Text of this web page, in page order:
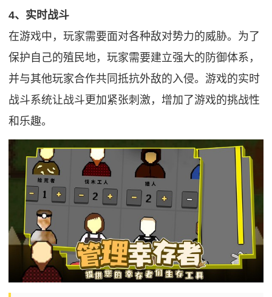
4、实时战斗
在游戏中，玩家需要面对各种敌对势力的威胁。为了
保护自己的殖民地，玩家需要建立强大的防御体系，
并与其他玩家合作共同抵抗外敌的入侵。游戏的实时
战斗系统让战斗更加紧张刺激，增加了游戏的挑战性
和乐趣。